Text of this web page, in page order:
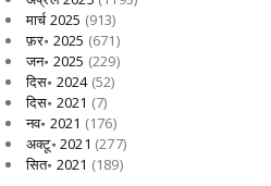
मार्च 2025 (913)
फ़र॰ 2025 (671)
जन॰ 2025 (229)
दिस॰ 2024(52)
दिस॰ 2021 (7)
नव॰ 2021 (176)
अक्टू॰ 2021 (277)
सित॰ 2021 (189)